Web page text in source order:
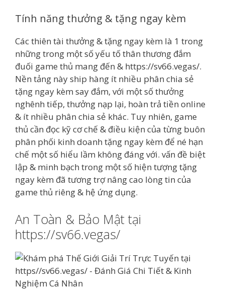
Tính năng thưởng & tặng ngay kèm
Các thiên tài thưởng & tặng ngay kèm là 1 trong
những trong một số yếu tố thân thương đắm
đuối game thủ mang đến & https://sv66.vegas/.
Nền tảng này ship hàng ít nhiều phân chia sẻ
tặng ngay kèm say đắm, với một số thưởng
nghênh tiếp, thưởng nạp lại, hoàn trả tiền online
& ít nhiều phân chia sẻ khác. Tuy nhiên, game
thủ cần đọc kỹ cơ chế & điều kiện của từng buôn
phân phối kinh doanh tặng ngay kèm để né hạn
chế một số hiểu lầm không đáng với. vấn đề biệt
lập & minh bạch trong một số hiện tượng tặng
ngay kèm đã tương trợ nâng cao lòng tin của
game thủ riêng & hệ ứng dụng.
An Toàn & Bảo Mật tại
https://sv66.vegas/